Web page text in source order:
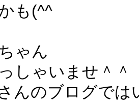
も(^^ゞ
ゃん
しゃいませ＾＾
んのブログでは